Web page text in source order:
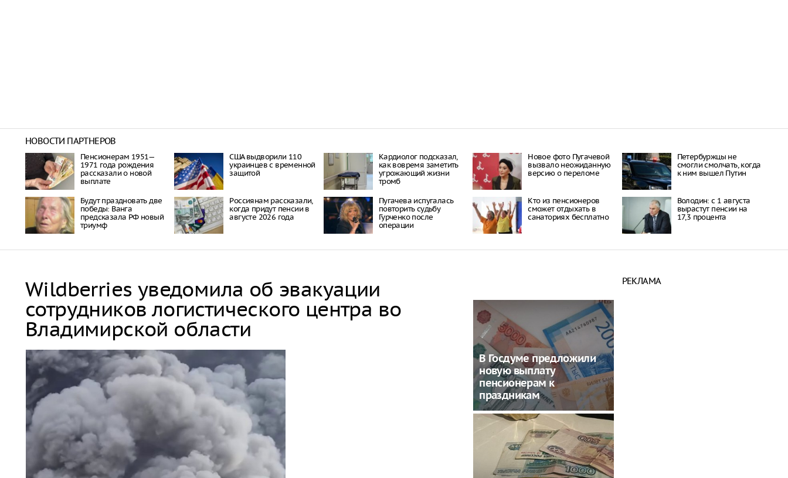
НОВОСТИ ПАРТНЕРОВ
Пенсионерам 1951—
1971 года рождения
рассказали о новой
выплате
США выдворили 110
украинцев с временной
защитой
Кардиолог подсказал,
как вовремя заметить
угрожающий жизни
тромб
Новое фото Пугачевой
вызвало неожиданную
версию о переломе
Петербуржцы не
смогли смолчать, когда
к ним вышел Путин
Будут праздновать две
победы: Ванга
предсказала РФ новый
триумф
Россиянам рассказали,
когда придут пенсии в
августе 2026 года
Пугачева испугалась
повторить судьбу
Гурченко после
операции
Кто из пенсионеров
сможет отдыхать в
санаториях бесплатно
Володин: с 1 августа
вырастут пенсии на
17,3 процента
Wildberries уведомила об эвакуации
сотрудников логистического центра во
Владимирской области
В Госдуме предложили
новую выплату
пенсионерам к
праздникам
РЕКЛАМА